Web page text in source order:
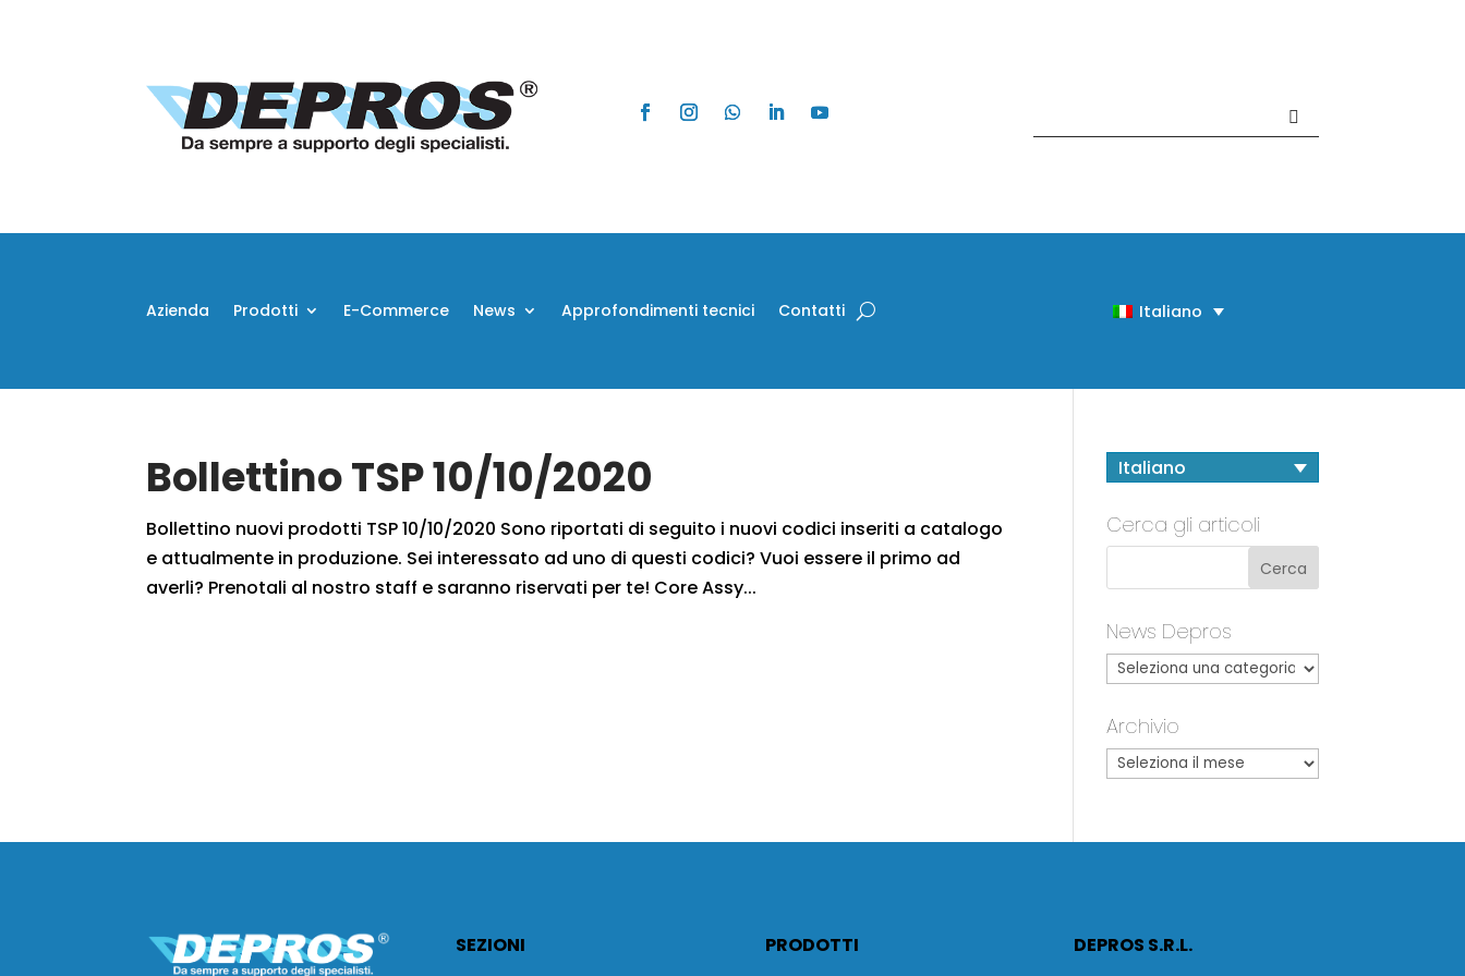
Azienda Prodotti E-Commerce News Approfondimenti tecnici Contatti Italiano
Bollettino TSP 10/10/2020
Bollettino nuovi prodotti TSP 10/10/2020 Sono riportati di seguito i nuovi codici inseriti a catalogo
e attualmente in produzione. Sei interessato ad uno di questi codici? Vuoi essere il primo ad
averli? Prenotali al nostro staff e saranno riservati per te! Core Assy...
Italiano
Cerca gli articoli
News Depros
Archivio
SEZIONI
PRODOTTI
DEPROS S.R.L.